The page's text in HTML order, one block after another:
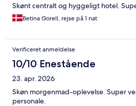
Skønt centralt og hyggeligt hotel.
Betina Gorell, rejse på 1 nat
Verificeret anmeldelse
10/10 Enestående
23. apr. 2026
Skøn morgenmad-oplevelse. Super
personale.